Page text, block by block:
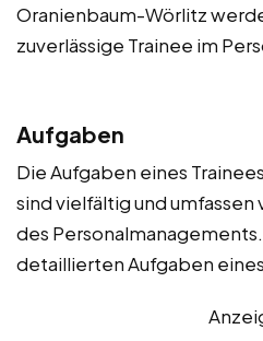
Oranienbaum-Wörlitz
zuverlässige Trainee im
Aufgaben
Die Aufgaben eines
sind vielfältig und
des
detaillierten Aufgaben